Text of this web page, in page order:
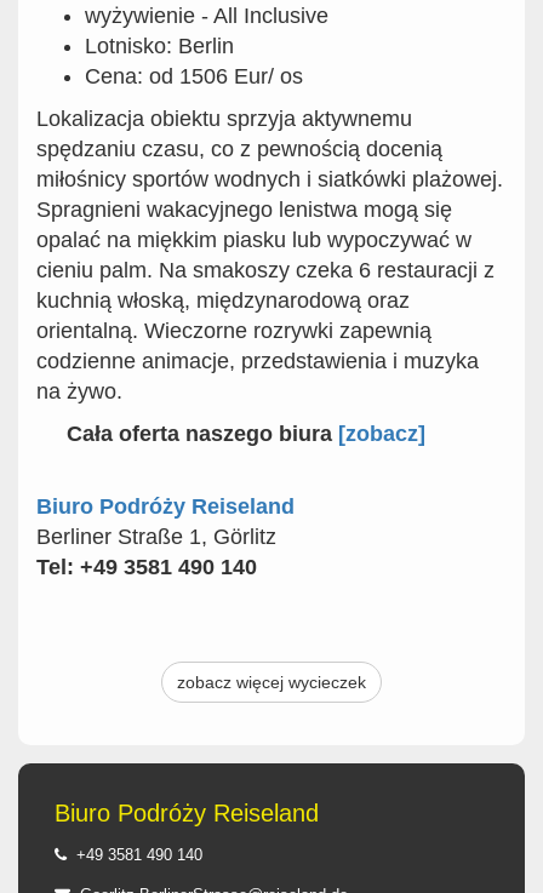
wyżywienie - All Inclusive
Lotnisko: Berlin
Cena: od 1506 Eur/ os
Lokalizacja obiektu sprzyja aktywnemu
spędzaniu czasu, co z pewnością docenią
miłośnicy sportów wodnych i siatkówki plażowej.
Spragnieni wakacyjnego lenistwa mogą się
opalać na miękkim piasku lub wypoczywać w
cieniu palm. Na smakoszy czeka 6 restauracji z
kuchnią włoską, międzynarodową oraz
orientalną. Wieczorne rozrywki zapewnią
codzienne animacje, przedstawienia i muzyka
na żywo.
Cała oferta naszego biura [zobacz]
Biuro Podróży Reiseland
Berliner Straße 1, Görlitz
Tel: +49 3581 490 140
zobacz więcej wycieczek
Biuro Podróży Reiseland
+49 3581 490 140